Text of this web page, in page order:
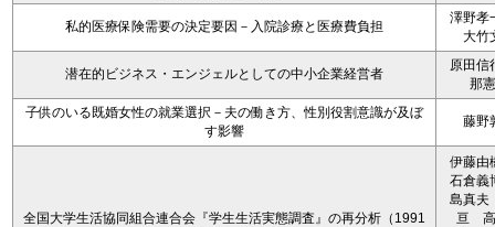
私的医療保険需要の決定要因－入院診療と医療費負担
澤野孝
大竹
潜在的ビジネス・エンジェルとしての中小企業経営者
原田信
那
子供のいる既婚女性の就業選択－夫の働き方、性別役割意識が及ぼ
す影響
藤野
全国大学生活協同組合連合会『学生生活実態調査』の再分析（1991
伊藤
石倉
島真
亘 高